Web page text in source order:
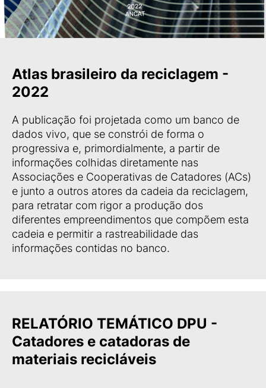
Atlas brasileiro da reciclagem -
2022
A publicação foi projetada como um banco de
dados vivo, que se constrói de forma o
progressiva e, primordialmente, a partir de
informações colhidas diretamente nas
Associações e Cooperativas de Catadores (ACs)
e junto a outros atores da cadeia da reciclagem,
para retratar com rigor a produção dos
diferentes empreendimentos que compõem esta
cadeia e permitir a rastreabilidade das
informações contidas no banco.
RELATÓRIO TEMÁTICO DPU -
Catadores e catadoras de
materiais recicláveis